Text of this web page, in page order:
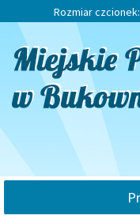
do
głównej
treści
do
wyszukiwarki
Rozmiar czcionek: